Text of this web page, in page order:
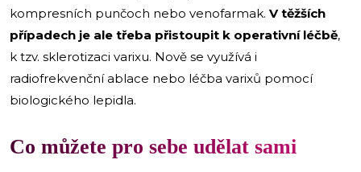
kompresních punčoch nebo venofarmak. V těžších
případech je ale třeba přistoupit k operativní léčbě,
k tzv. sklerotizaci varixu. Nově se využívá i
radiofrekvenční ablace nebo léčba varixů pomocí
biologického lepidla.
Co můžete pro sebe udělat sami